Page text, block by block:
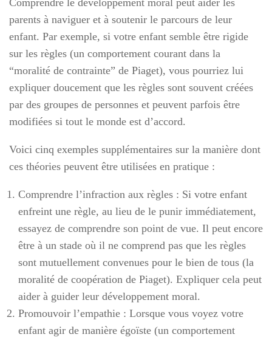
parents à naviguer et à soutenir le parcours de leur
enfant. Par exemple, si votre enfant semble être rigide
sur les règles (un comportement courant dans la
“moralité de contrainte” de Piaget), vous pourriez lui
expliquer doucement que les règles sont souvent créées
par des groupes de personnes et peuvent parfois être
modifiées si tout le monde est d’accord.
Voici cinq exemples supplémentaires sur la manière dont
ces théories peuvent être utilisées en pratique :
Comprendre l’infraction aux règles : Si votre enfant
enfreint une règle, au lieu de le punir immédiatement,
essayez de comprendre son point de vue. Il peut encore
être à un stade où il ne comprend pas que les règles
sont mutuellement convenues pour le bien de tous (la
moralité de coopération de Piaget). Expliquer cela peut
aider à guider leur développement moral.
Promouvoir l’empathie : Lorsque vous voyez votre
enfant agir de manière égoïste (un comportement